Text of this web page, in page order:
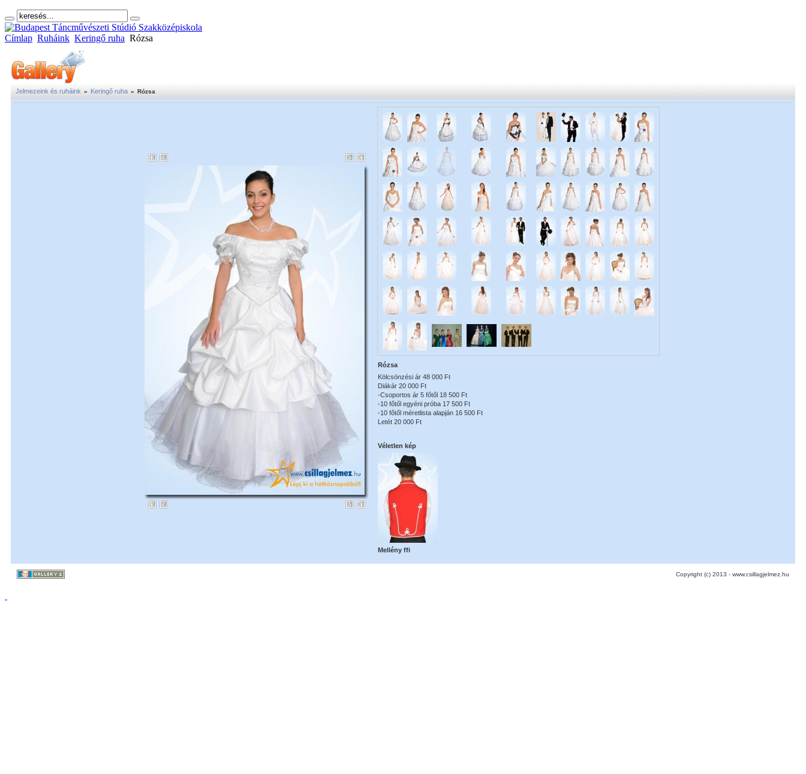
Címlap Ruháink Keringő ruha Rózsa
Jelmezeink és ruháink » Keringő ruha » Rózsa
Rózsa
Kölcsönzési ár 48 000 Ft
Diákár 20 000 Ft
-Csoportos ár 5 főtől 18 500 Ft
-10 főtől egyéni próba 17 500 Ft
-10 főtől méretlista alapján 16 500 Ft
Letét 20 000 Ft
Véletlen kép
Mellény ffi
Copyright (c) 2013 - www.csillagjelmez.hu